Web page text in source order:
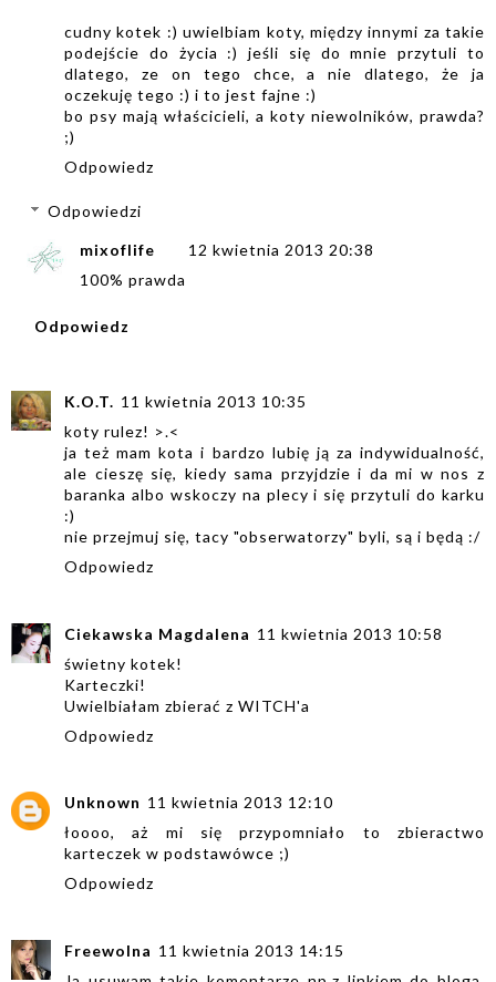
cudny kotek :) uwielbiam koty, między innymi za takie
podejście do życia :) jeśli się do mnie przytuli to
dlatego, ze on tego chce, a nie dlatego, że ja
oczekuję tego :) i to jest fajne :)
bo psy mają właścicieli, a koty niewolników, prawda?
;)
Odpowiedz
Odpowiedzi
mixoflife
12 kwietnia 2013 20:38
100% prawda
Odpowiedz
K.O.T. 11 kwietnia 2013 10:35
koty rulez! >.<
ja też mam kota i bardzo lubię ją za indywidualność,
ale cieszę się, kiedy sama przyjdzie i da mi w nos z
baranka albo wskoczy na plecy i się przytuli do karku
:)
nie przejmuj się, tacy "obserwatorzy" byli, są i będą :/
Odpowiedz
Ciekawska Magdalena 11 kwietnia 2013 10:58
świetny kotek!
Karteczki!
Uwielbiałam zbierać z WITCH'a
Odpowiedz
Unknown 11 kwietnia 2013 12:10
łoooo, aż mi się przypomniało to zbieractwo
karteczek w podstawówce ;)
Odpowiedz
Freewolna 11 kwietnia 2013 14:15